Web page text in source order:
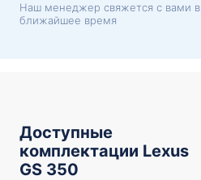
Наш менеджер свяжется с вами в
ближайшее время
Доступные
комплектации Lexus
GS 350